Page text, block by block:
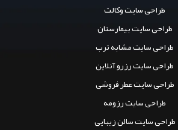
طراحی سایت وکالت
طراحی سایت بیمارستان
طراحی سایت مشابه ترب
طراحی سایت رزرو آنلاین
طراحی سایت عطر فروشی
طراحی سایت رزومه
طراحی سایت سالن زیبایی